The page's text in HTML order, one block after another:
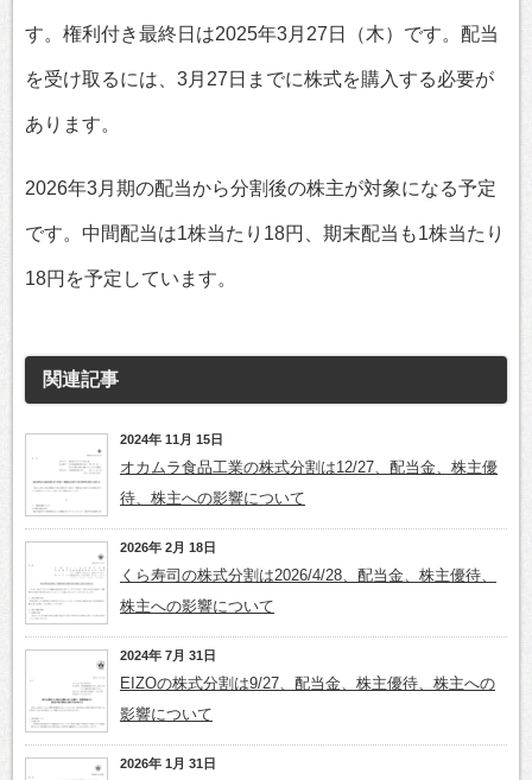
す。権利付き最終日は2025年3月27日（木）です。配当
を受け取るには、3月27日までに株式を購入する必要が
あります。
2026年3月期の配当から分割後の株主が対象になる予定
です。中間配当は1株当たり18円、期末配当も1株当たり
18円を予定しています。
関連記事
2024年 11月 15日
オカムラ食品工業の株式分割は12/27、配当金、株主優
待、株主への影響について
2026年 2月 18日
くら寿司の株式分割は2026/4/28、配当金、株主優待、
株主への影響について
2024年 7月 31日
EIZOの株式分割は9/27、配当金、株主優待、株主への
影響について
2026年 1月 31日